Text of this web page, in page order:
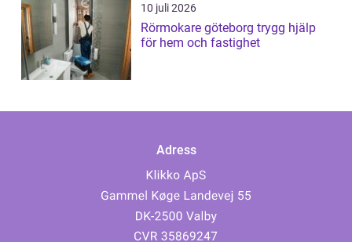
10 juli 2026
Rörmokare göteborg trygg hjälp
för hem och fastighet
Adress